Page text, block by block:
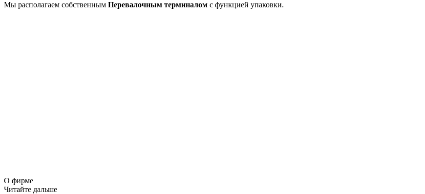
Мы располагаем собственным Перевалочным терминалом с функцией упаковки.
О фирме
Читайте дальше